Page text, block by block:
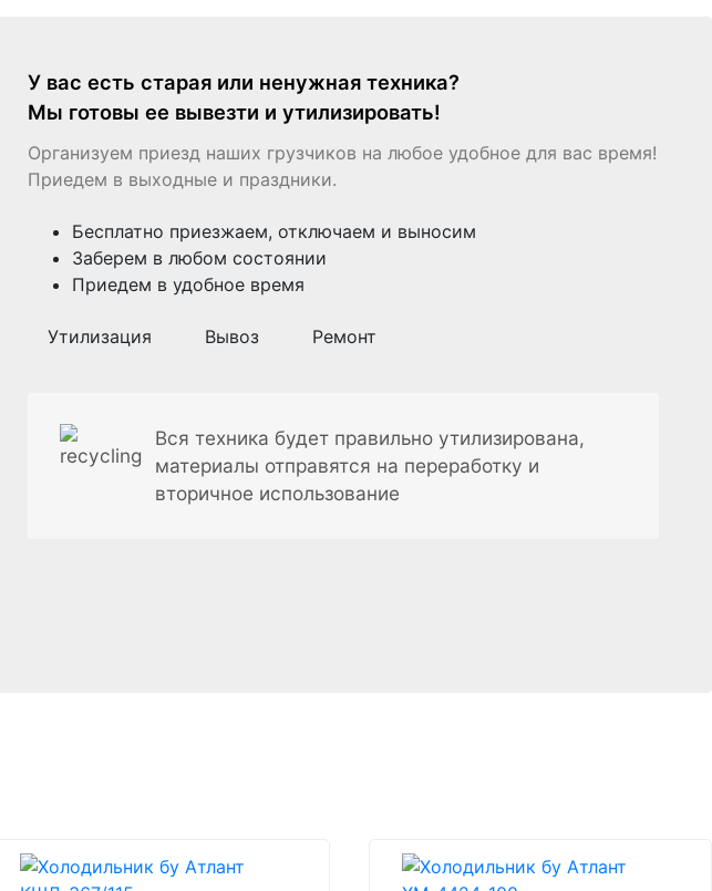
У вас есть старая или ненужная техника?
Мы готовы ее вывезти и утилизировать!
Организуем приезд наших грузчиков на любое удобное для вас время!
Приедем в выходные и праздники.
Бесплатно приезжаем, отключаем и выносим
Заберем в любом состоянии
Приедем в удобное время
Утилизация Вывоз Ремонт
Вся техника будет правильно утилизирована,
материалы отправятся на переработку и
вторичное использование